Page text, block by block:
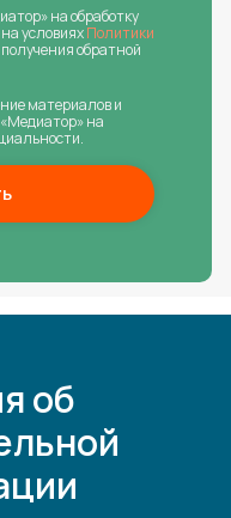
на обработку
условияхПолитики
обратной
материалов и
на
об